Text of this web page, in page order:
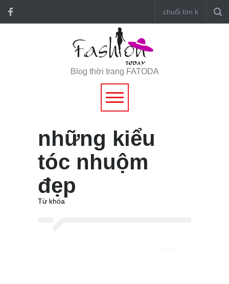
Blog thời trang FATODA
những kiểu
tóc nhuộm
đẹp
Từ khóa